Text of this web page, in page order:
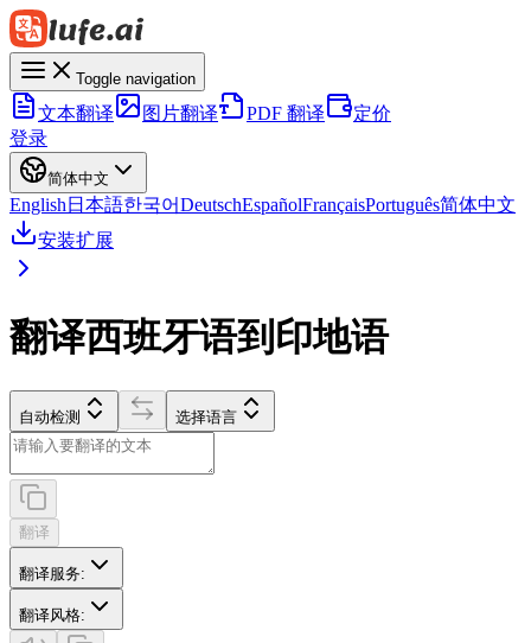
Toggle navigation
文本翻译 图片翻译 PDF 翻译
定价
登录
简体中文
English 日本語한국어DeutschEspañolFrançaisPortuguês简体中文
安装扩展
翻译西班牙语到印地语
自动检测 选择语言
翻译
翻译服务:
翻译风格: